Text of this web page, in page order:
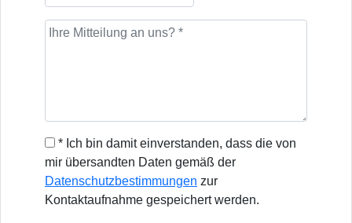
* Ich bin damit einverstanden, dass die von
mir übersandten Daten gemäß der
Datenschutzbestimmungen zur
Kontaktaufnahme gespeichert werden.